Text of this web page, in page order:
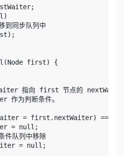
到同步队列中
first) {
指向 first 节点的
作为判断条件。
= first.nextWaiter) ==
= null;
件队列中移除
= null;